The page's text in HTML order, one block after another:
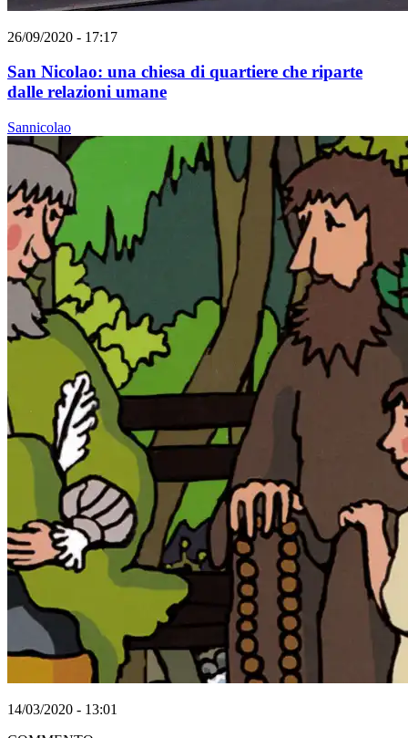
26/09/2020 - 17:17
San Nicolao: una chiesa di quartiere che riparte
dalle relazioni umane
Sannicolao
14/03/2020 - 13:01